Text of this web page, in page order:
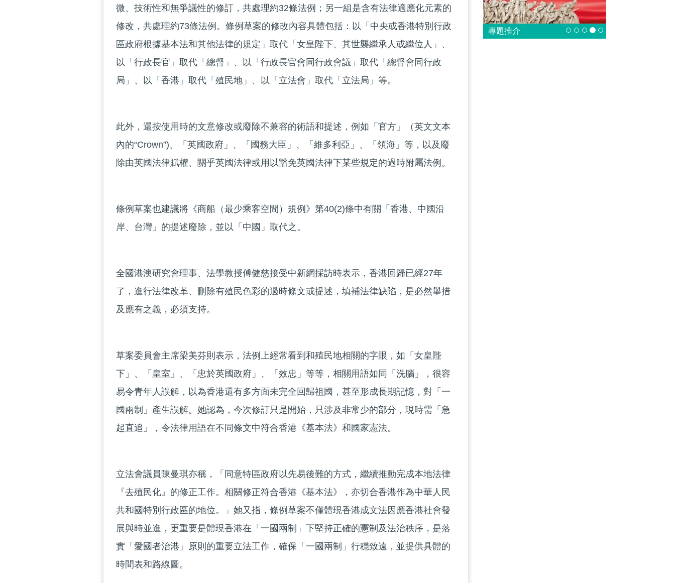
微、技術性和無爭議性的修訂，共處理約32條法例；另一組是含有法律適應化元素的
修改，共處理約73條法例。條例草案的修改內容具體包括：以「中央或香港特別行政
區政府根據基本法和其他法律的規定」取代「女皇陛下、其世襲繼承人或繼位人」、
以「行政長官」取代「總督」、以「行政長官會同行政會議」取代「總督會同行政
局」、以「香港」取代「殖民地」、以「立法會」取代「立法局」等。
此外，還按使用時的文意修改或廢除不兼容的術語和提述，例如「官方」（英文文本
內的“Crown”)、「英國政府」、「國務大臣」、「維多利亞」、「領海」等，以及廢
除由英國法律賦權、關乎英國法律或用以豁免英國法律下某些規定的過時附屬法例。
條例草案也建議將《商船（最少乘客空間）規例》第40(2)條中有關「香港、中國沿
岸、台灣」的提述廢除，並以「中國」取代之。
全國港澳研究會理事、法學教授傅健慈接受中新網採訪時表示，香港回歸已經27年
了，進行法律改革、刪除有殖民色彩的過時條文或提述，填補法律缺陷，是必然舉措
及應有之義，必須支持。
草案委員會主席梁美芬則表示，法例上經常看到和殖民地相關的字眼，如「女皇陛
下」、「皇室」、「忠於英國政府」、「效忠」等等，相關用語如同「洗腦」，很容
易令青年人誤解，以為香港還有多方面未完全回歸祖國，甚至形成長期記憶，對「一
國兩制」產生誤解。她認為，今次修訂只是開始，只涉及非常少的部分，現時需「急
起直追」，令法律用語在不同條文中符合香港《基本法》和國家憲法。
立法會議員陳曼琪亦稱，「同意特區政府以先易後難的方式，繼續推動完成本地法律
『去殖民化』的修正工作。相關修正符合香港《基本法》，亦切合香港作為中華人民
共和國特別行政區的地位。」她又指，條例草案不僅體現香港成文法因應香港社會發
展與時並進，更重要是體現香港在「一國兩制」下堅持正確的憲制及法治秩序，是落
實「愛國者治港」原則的重要立法工作，確保「一國兩制」行穩致遠，並提供具體的
時間表和路線圖。
專題推介